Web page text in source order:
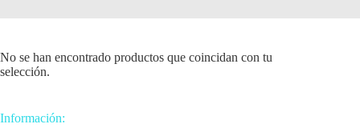
No se han encontrado productos que coincidan con tu
selección.
Información: